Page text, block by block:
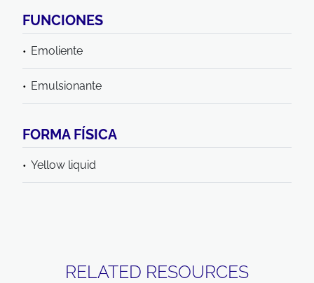
FUNCIONES
Emoliente
Emulsionante
FORMA FÍSICA
Yellow liquid
RELATED RESOURCES